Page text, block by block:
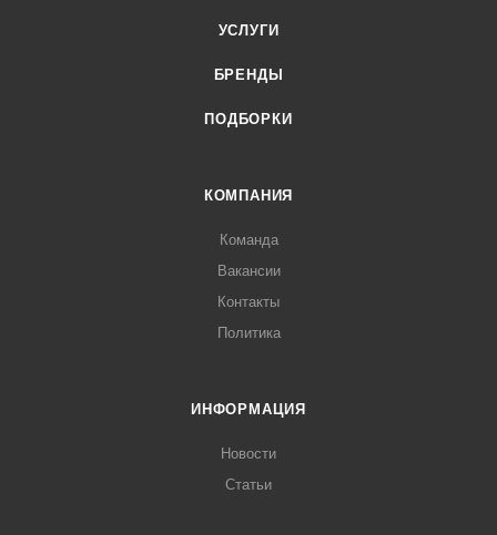
УСЛУГИ
БРЕНДЫ
ПОДБОРКИ
КОМПАНИЯ
Команда
Вакансии
Контакты
Политика
ИНФОРМАЦИЯ
Новости
Статьи